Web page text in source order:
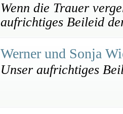
Wenn die Trauer
aufrichtiges Beileid
Werner und Sonja
Unser aufrichtiges